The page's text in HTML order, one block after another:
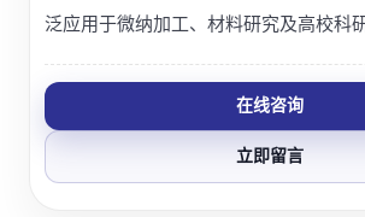
泛应用于微纳加工、材料研究及高校科
在线咨询
立即留言